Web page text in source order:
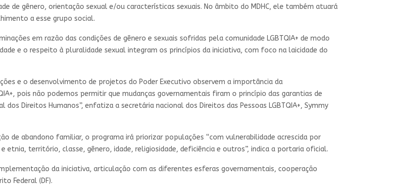
de gênero, orientação sexual e/ou características sexuais. No âmbito do MDHC, ele também atuará
a esse grupo social.
em razão das condições de gênero e sexuais sofridas pela comunidade LGBTQIA+ de modo
e o respeito à pluralidade sexual integram os princípios da iniciativa, com foco na laicidade do
e o desenvolvimento de projetos do Poder Executivo observem a importância da
pois não podemos permitir que mudanças governamentais firam o princípio das garantias de
Direitos Humanos”, enfatiza a secretária nacional dos Direitos das Pessoas LGBTQIA+, Symmy
de abandono familiar, o programa irá priorizar populações “com vulnerabilidade acrescida por
etnia, território, classe, gênero, idade, religiosidade, deficiência e outros”, indica a portaria oficial.
da iniciativa, articulação com as diferentes esferas governamentais, cooperação
Federal (DF).